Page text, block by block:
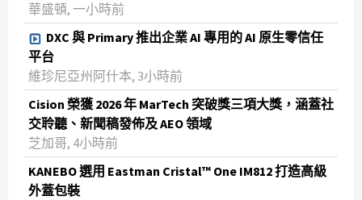
華盛頓, 一小時前
DXC 與 Primary 推出企業 AI 專用的 AI 原生零信任
平台
維珍尼亞州阿什本, 3小時前
Cision 榮獲 2026 年 MarTech 突破獎三項大獎，涵蓋社
交聆聽、新聞稿發佈及 AEO 領域
芝加哥, 4小時前
KANEBO 選用 Eastman Cristal™ One IM812 打造高級
外蓋包裝